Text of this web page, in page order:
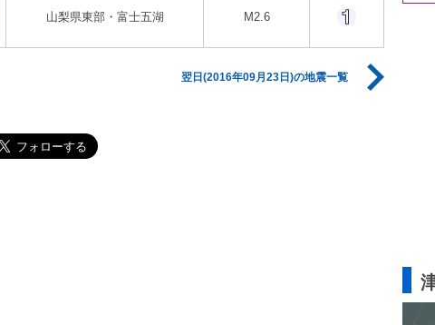
山梨県東部・富士五湖 M2.6
翌日(2016年09月23日)の地震一覧